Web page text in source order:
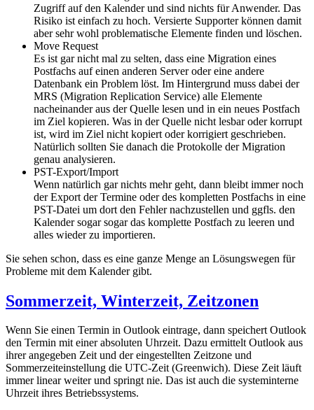
Zugriff auf den Kalender und sind nichts für Anwender. Das
Risiko ist einfach zu hoch. Versierte Supporter können damit
aber sehr wohl problematische Elemente finden und löschen.
Move Request
Es ist gar nicht mal zu selten, dass eine Migration eines
Postfachs auf einen anderen Server oder eine andere
Datenbank ein Problem löst. Im Hintergrund muss dabei der
MRS (Migration Replication Service) alle Elemente
nacheinander aus der Quelle lesen und in ein neues Postfach
im Ziel kopieren. Was in der Quelle nicht lesbar oder korrupt
ist, wird im Ziel nicht kopiert oder korrigiert geschrieben.
Natürlich sollten Sie danach die Protokolle der Migration
genau analysieren.
PST-Export/Import
Wenn natürlich gar nichts mehr geht, dann bleibt immer noch
der Export der Termine oder des kompletten Postfachs in eine
PST-Datei um dort den Fehler nachzustellen und ggfls. den
Kalender sogar sogar das komplette Postfach zu leeren und
alles wieder zu importieren.
Sie sehen schon, dass es eine ganze Menge an Lösungswegen für
Probleme mit dem Kalender gibt.
Sommerzeit, Winterzeit, Zeitzonen
Wenn Sie einen Termin in Outlook eintrage, dann speichert Outlook
den Termin mit einer absoluten Uhrzeit. Dazu ermittelt Outlook aus
ihrer angegeben Zeit und der eingestellten Zeitzone und
Sommerzeiteinstellung die UTC-Zeit (Greenwich). Diese Zeit läuft
immer linear weiter und springt nie. Das ist auch die systeminterne
Uhrzeit ihres Betriebssystems.